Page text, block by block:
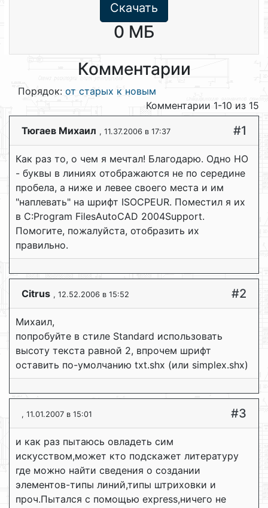
Скачать
0 МБ
Комментарии
Порядок: от старых к новым
Комментарии 1-10 из 15
Тюгаев Михаил , 11.37.2006 в 17:37 #1
Как раз то, о чем я мечтал! Благодарю. Одно НО
- буквы в линиях отображаются не по середине
пробела, а ниже и левее своего места и им
"наплевать" на шрифт ISOCPEUR. Поместил я их
в C:Program FilesAutoCAD 2004Support.
Помогите, пожалуйста, отобразить их
правильно.
Citrus , 12.52.2006 в 15:52 #2
Михаил,
попробуйте в стиле Standard использовать
высоту текста равной 2, впрочем шрифт
оставить по-умолчанию txt.shx (или simplex.shx)
, 11.01.2007 в 15:01 #3
и как раз пытаюсь овладеть сим
искусством,может кто подскажет литературу
где можно найти сведения о создании
элементов-типы линий,типы штриховки и
проч.Пытался с помощью express,ничего не